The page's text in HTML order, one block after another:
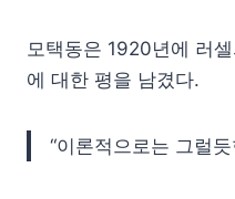
모택동은 1920년에 러
에 대한 평을 남겼다.
“이론적으로는 그럴